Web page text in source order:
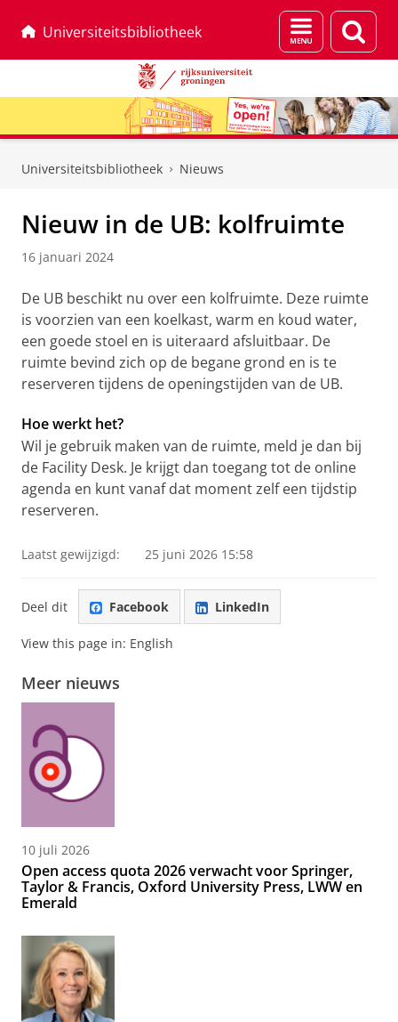
Universiteitsbibliotheek
Menu
en
Universiteitsbibliotheek Nieuws
Nieuw in de UB: kolfruimte
16 januari 2024
De UB beschikt nu over een kolfruimte. Deze ruimte
is voorzien van een koelkast, warm en koud water,
een goede stoel en is uiteraard afsluitbaar. De
ruimte bevind zich op de begane grond en is te
reserveren tijdens de openingstijden van de UB.
Hoe werkt het?
Wil je gebruik maken van de ruimte, meld je dan bij
de Facility Desk. Je krijgt dan toegang tot de online
agenda en kunt vanaf dat moment zelf een tijdstip
reserveren.
Laatst gewijzigd: 25 juni 2026 15:58
Deel dit Facebook LinkedIn
View this page in: English
Meer nieuws
10 juli 2026
Open access quota 2026 verwacht voor Springer,
Taylor & Francis, Oxford University Press, LWW en
Emerald